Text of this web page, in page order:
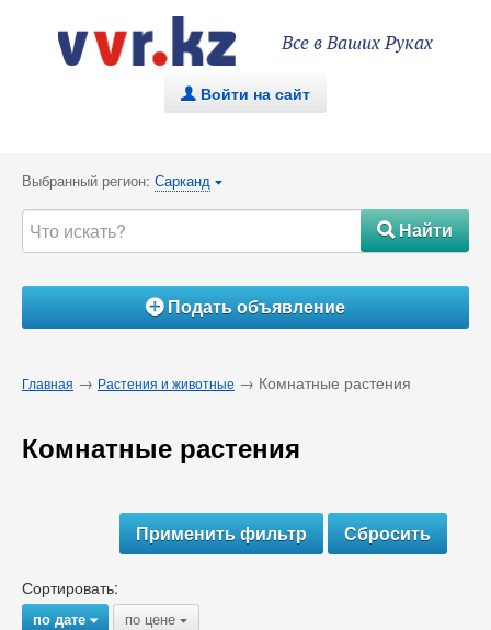
Все в Ваших Руках
. Войти на сайт
Выбранный регион: Сарканд {
#Найти
ÁПодать объявление
Главная → Растения и животные → Комнатные растения
Комнатные растения
Сортировать:
по дате{ по цене {